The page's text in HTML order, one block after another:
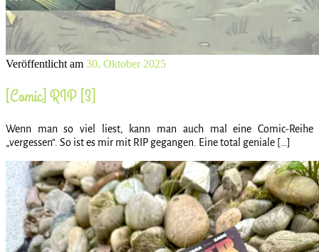
Veröffentlicht am 30. Oktober 2025
[Comic] RIP [3]
Wenn man so viel liest, kann man auch mal eine Comic-Reihe
„vergessen“. So ist es mir mit RIP gegangen. Eine total geniale […]